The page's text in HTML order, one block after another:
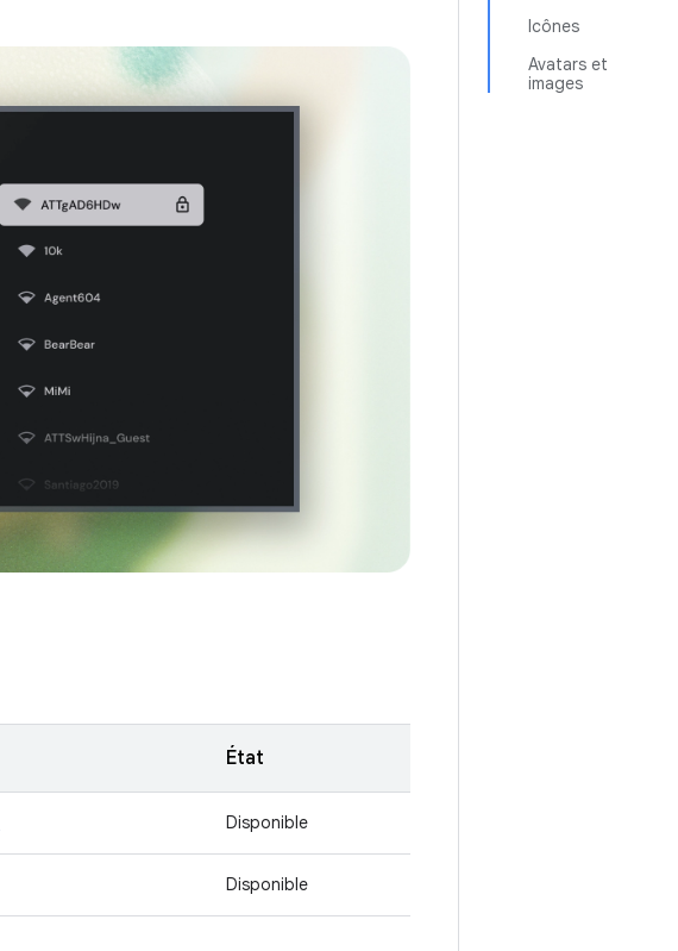
Icônes
Avatars et
images
État
Disponible
Disponible